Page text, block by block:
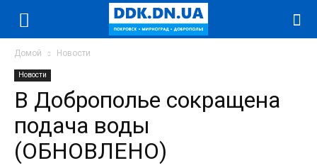
Домой Новости
Новости
В Доброполье сокращена
подача воды
(ОБНОВЛЕНО)